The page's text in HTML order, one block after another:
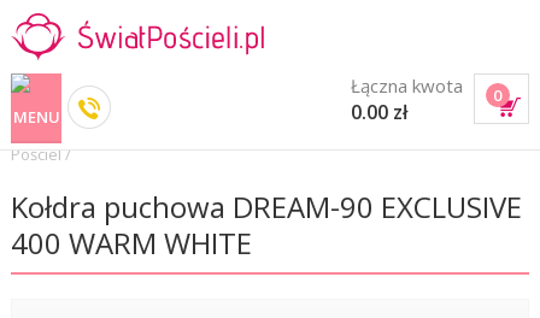
0
Łączna kwota
0.00 zł
Pościel/
Kołdra puchowa DREAM-90 EXCLUSIVE
400 WARM WHITE